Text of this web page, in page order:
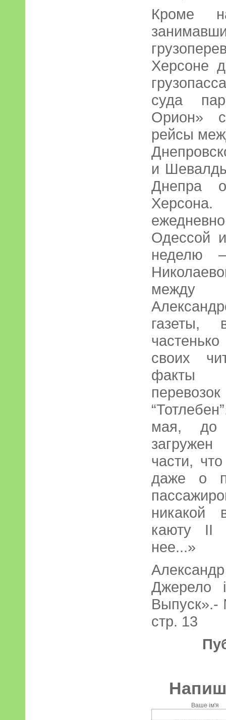
Кроме
Херсоне
суда
Орион»
рейсы
и
Днепра
Одессой
неделю
газеты,
своих
факты
мая, до
части,
даже о
никакой
каюту II
нее...»
Джерело
Выпуск».-
стр. 13
Ваше ім'я